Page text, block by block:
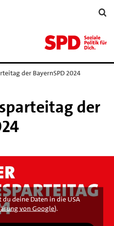
der BayernSPD 2024
der
deine Daten in die USA
von Google).